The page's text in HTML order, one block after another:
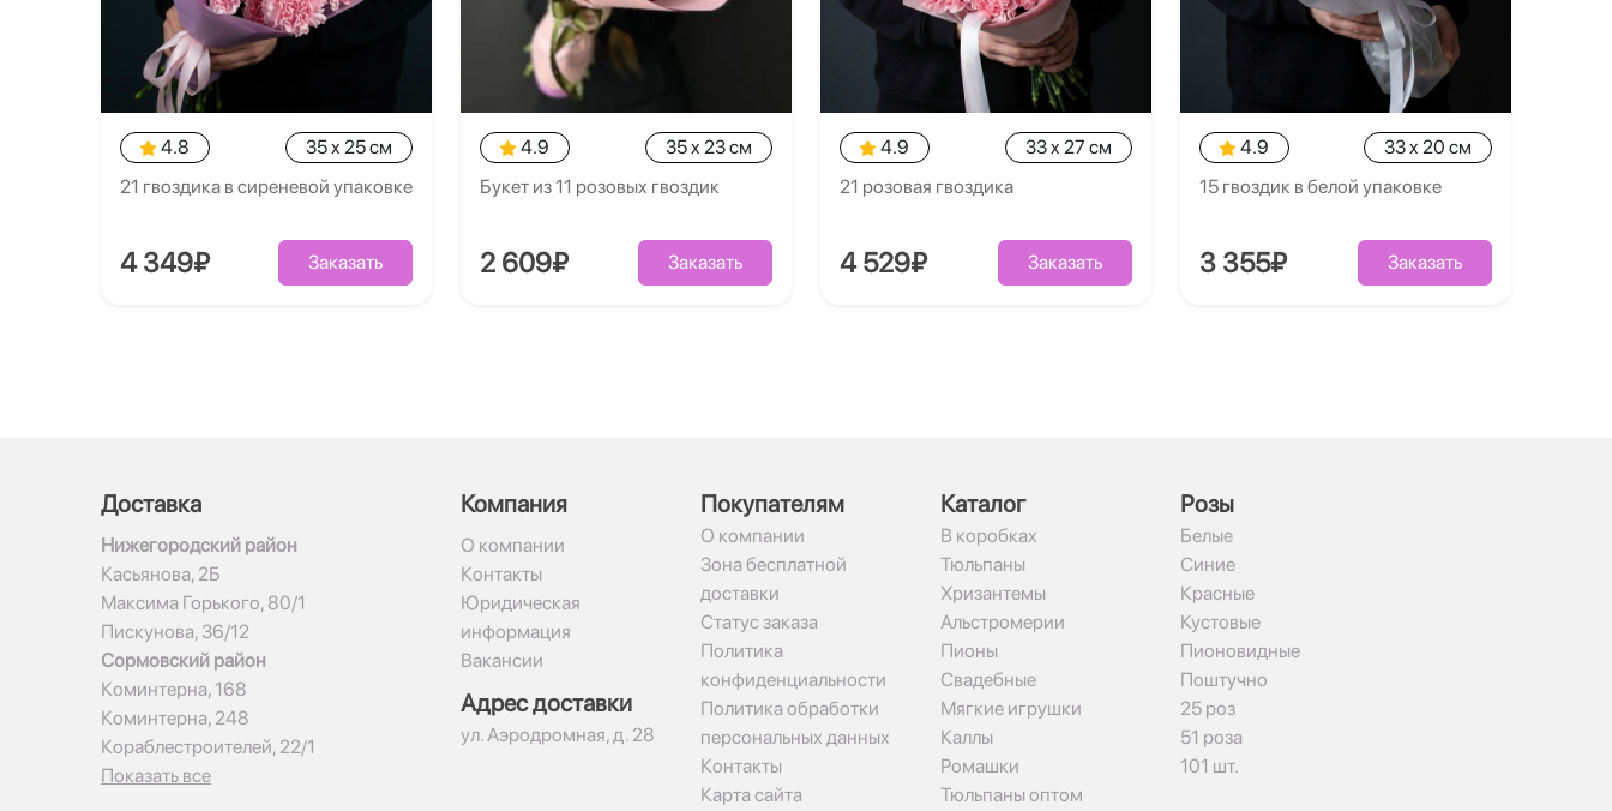
4.8
35 x 25 см
21 гвоздика в сиреневой упаковке
4 349₽ Заказать
4.9
35 x 23 см
Букет из 11 розовых гвоздик
2 609₽ Заказать
4.9
33 x 27 см
21 розовая гвоздика
4 529₽ Заказать
4.9
33 x 20 см
15 гвоздик в белой упаковке
3 355₽ Заказать
Доставка
Нижегородский район
Касьянова, 2Б
Максима Горького, 80/1
Пискунова, 36/12
Сормовский район
Коминтерна, 168
Коминтерна, 248
Кораблестроителей, 22/1
Показать все
Компания
О компании
Контакты
Юридическая
информация
Вакансии
Адрес доставки
ул. Аэродромная, д. 28
Покупателям
О компании
Зона бесплатной
доставки
Статус заказа
Политика
конфиденциальности
Политика обработки
персональных данных
Контакты
Карта сайта
Каталог
В коробках
Тюльпаны
Хризантемы
Альстромерии
Пионы
Свадебные
Мягкие игрушки
Каллы
Ромашки
Тюльпаны оптом
Рoзы
Белые
Синие
Красные
Кустовые
Пионовидные
Поштучно
25 роз
51 роза
101 шт.